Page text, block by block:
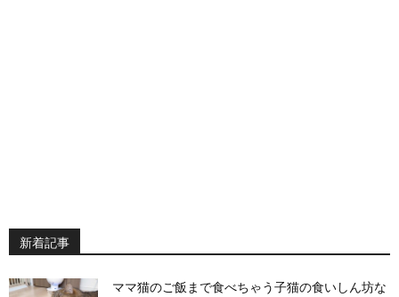
新着記事
ママ猫のご飯まで食べちゃう子猫の食いしん坊な